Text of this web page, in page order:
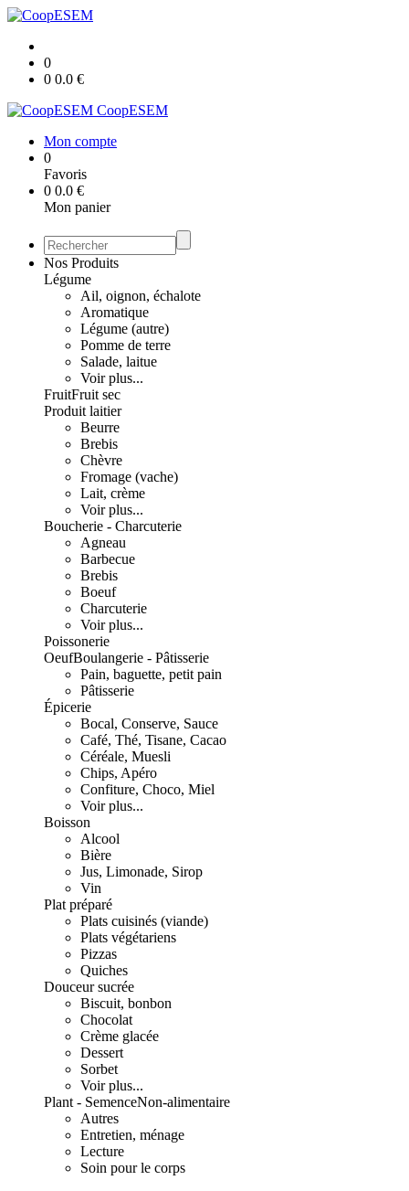
0
0 0.0 €
CoopESEM
Mon compte
0
Favoris
0 0.0 €
Mon panier
Nos Produits
Légume
Ail, oignon, échalote
Aromatique
Légume (autre)
Pomme de terre
Salade, laitue
Voir plus...
FruitFruit sec
Produit laitier
Beurre
Brebis
Chèvre
Fromage (vache)
Lait, crème
Voir plus...
Boucherie - Charcuterie
Agneau
Barbecue
Brebis
Boeuf
Charcuterie
Voir plus...
Poissonerie
OeufBoulangerie - Pâtisserie
Pain, baguette, petit pain
Pâtisserie
Épicerie
Bocal, Conserve, Sauce
Café, Thé, Tisane, Cacao
Céréale, Muesli
Chips, Apéro
Confiture, Choco, Miel
Voir plus...
Boisson
Alcool
Bière
Jus, Limonade, Sirop
Vin
Plat préparé
Plats cuisinés (viande)
Plats végétariens
Pizzas
Quiches
Douceur sucrée
Biscuit, bonbon
Chocolat
Crème glacée
Dessert
Sorbet
Voir plus...
Plant - SemenceNon-alimentaire
Autres
Entretien, ménage
Lecture
Soin pour le corps